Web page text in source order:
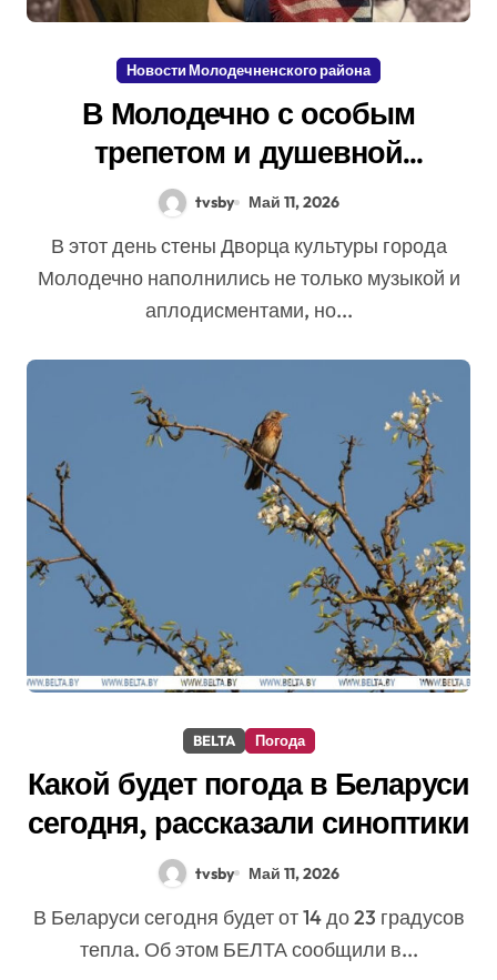
Новости Молодечненского района
В Молодечно с особым
трепетом и душевной
теплотой отметили 81-ю
tvsby Май 11, 2026
В этот день стены Дворца культуры города
Молодечно наполнились не только музыкой и
аплодисментами, но...
BELTA Погода
Какой будет погода в Беларуси
сегодня, рассказали синоптики
tvsby Май 11, 2026
В Беларуси сегодня будет от 14 до 23 градусов
тепла. Об этом БЕЛТА сообщили в...